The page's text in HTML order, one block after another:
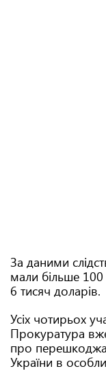
За даними
мали більше 100
6 тисяч доларів.
Усіх чотирьох
Прокуратура
про
України в